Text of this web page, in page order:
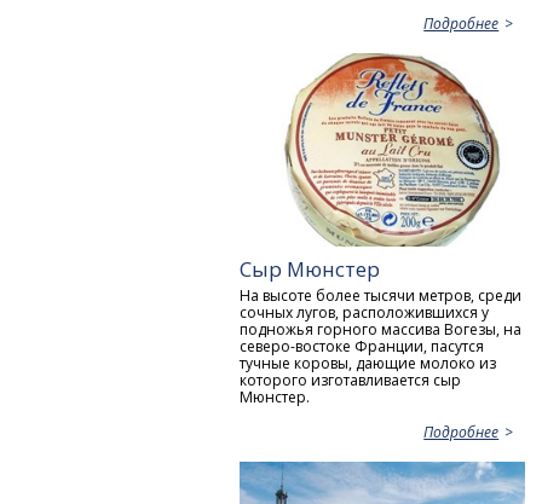
Подробнее
Сыр Мюнстер
На высоте более тысячи метров, среди
сочных лугов, расположившихся у
подножья горного массива Вогезы, на
северо-востоке Франции, пасутся
тучные коровы, дающие молоко из
которого изготавливается сыр
Мюнстер.
Подробнее